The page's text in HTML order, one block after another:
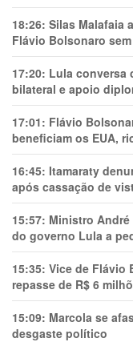
18:26: Silas Malafaia
Flávio Bolsonaro
17:20: Lula conversa
bilateral e apoio
17:01: Flávio
beneficiam os EUA,
16:45: Itamaraty
após cassação de
15:57: Ministro
do governo Lula a
15:35: Vice de Flávio
repasse de R$ 6
15:09: Marcola se
desgaste político